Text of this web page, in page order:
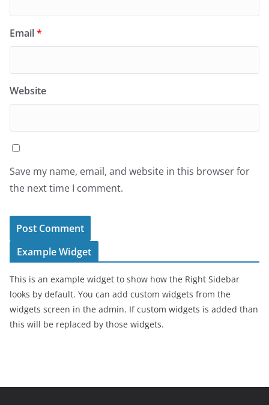
Email*
Website
Save my name, email, and website in this browser for
the next time I comment.
Example Widget
This is an example widget to show how the Right Sidebar
looks by default. You can add custom widgets from the
widgets screen in the admin. If custom widgets is added than
this will be replaced by those widgets.